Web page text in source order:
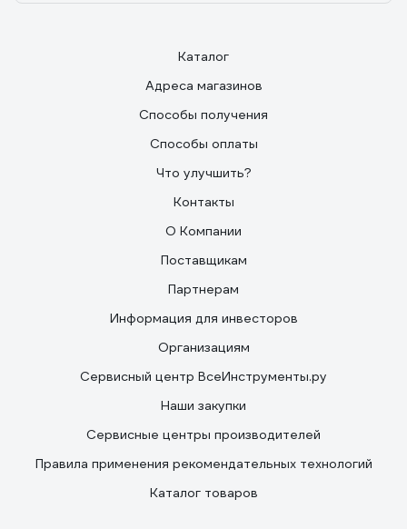
Каталог
Адреса магазинов
Способы получения
Способы оплаты
Что улучшить?
Контакты
О Компании
Поставщикам
Партнерам
Информация для инвесторов
Организациям
Сервисный центр ВсеИнструменты.ру
Наши закупки
Сервисные центры производителей
Правила применения рекомендательных технологий
Каталог товаров